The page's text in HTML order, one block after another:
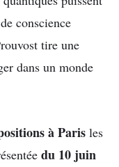
conscience
tire une
dans un monde
à Paris les
du 10 juin